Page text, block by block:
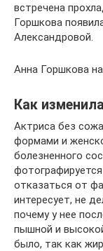
встречена
Горшкова
Александровой.
Анна Горшкова
Как
Актриса без
формами и
болезненного
отказаться от
интересует, не
почему у нее
пышной и
было, так как